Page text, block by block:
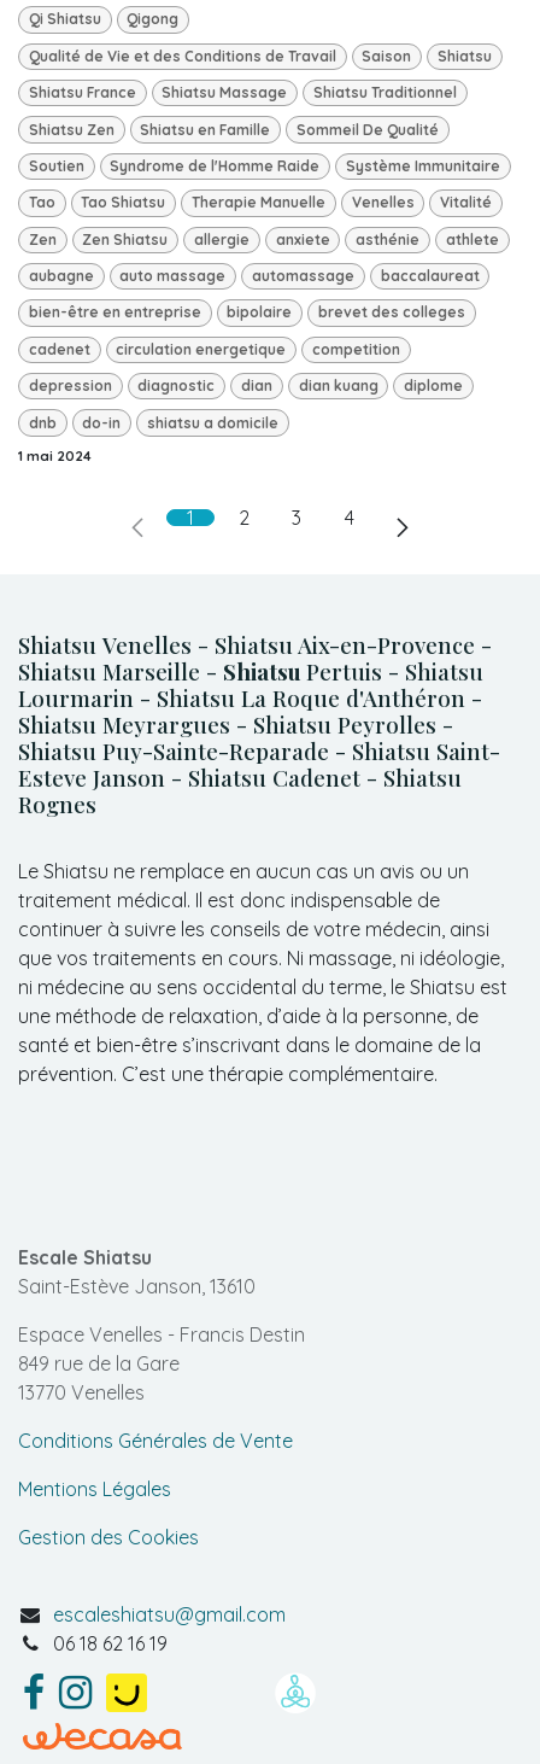
Qi Shiatsu Qigong
Qualité de Vie et des Conditions de Travail Saison Shiatsu
Shiatsu France Shiatsu Massage Shiatsu Traditionnel
Shiatsu Zen Shiatsu en Famille Sommeil De Qualité
Soutien Syndrome de l'Homme Raide Système Immunitaire
Tao Tao Shiatsu Therapie Manuelle Venelles Vitalité
Zen Zen Shiatsu allergie anxiete asthénie athlete
aubagne auto massage automassage baccalaureat
bien-être en entreprise bipolaire brevet des colleges
cadenet circulation energetique competition
depression diagnostic dian dian kuang diplome
dnb do-in shiatsu a domicile
1 mai 2024
1 2 3 4
Shiatsu Venelles - Shiatsu Aix-en-Provence -
Shiatsu Marseille - Shiatsu Pertuis - Shiatsu
Lourmarin - Shiatsu La Roque d'Anthéron -
Shiatsu Meyrargues - Shiatsu Peyrolles -
Shiatsu Puy-Sainte-Reparade - Shiatsu Saint-
Esteve Janson - Shiatsu Cadenet - Shiatsu
Rognes
Le Shiatsu ne remplace en aucun cas un avis ou un
traitement médical. Il est donc indispensable de
continuer à suivre les conseils de votre médecin, ainsi
que vos traitements en cours. Ni massage, ni idéologie,
ni médecine au sens occidental du terme, le Shiatsu est
une méthode de relaxation, d’aide à la personne, de
santé et bien-être s’inscrivant dans le domaine de la
prévention. C’est une thérapie complémentaire.
Escale Shiatsu
Saint-Estève Janson, 13610
Espace Venelles - Francis Destin
849 rue de la Gare
13770 Venelles
Conditions Générales de Vente
Mentions Légales
Gestion des Cookies
escaleshiatsu@gmail.com
06 18 62 16 19